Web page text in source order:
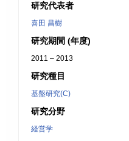
研究代表者
喜田 昌樹
研究期間 (年度)
2011 – 2013
研究種目
基盤研究(C)
研究分野
経営学